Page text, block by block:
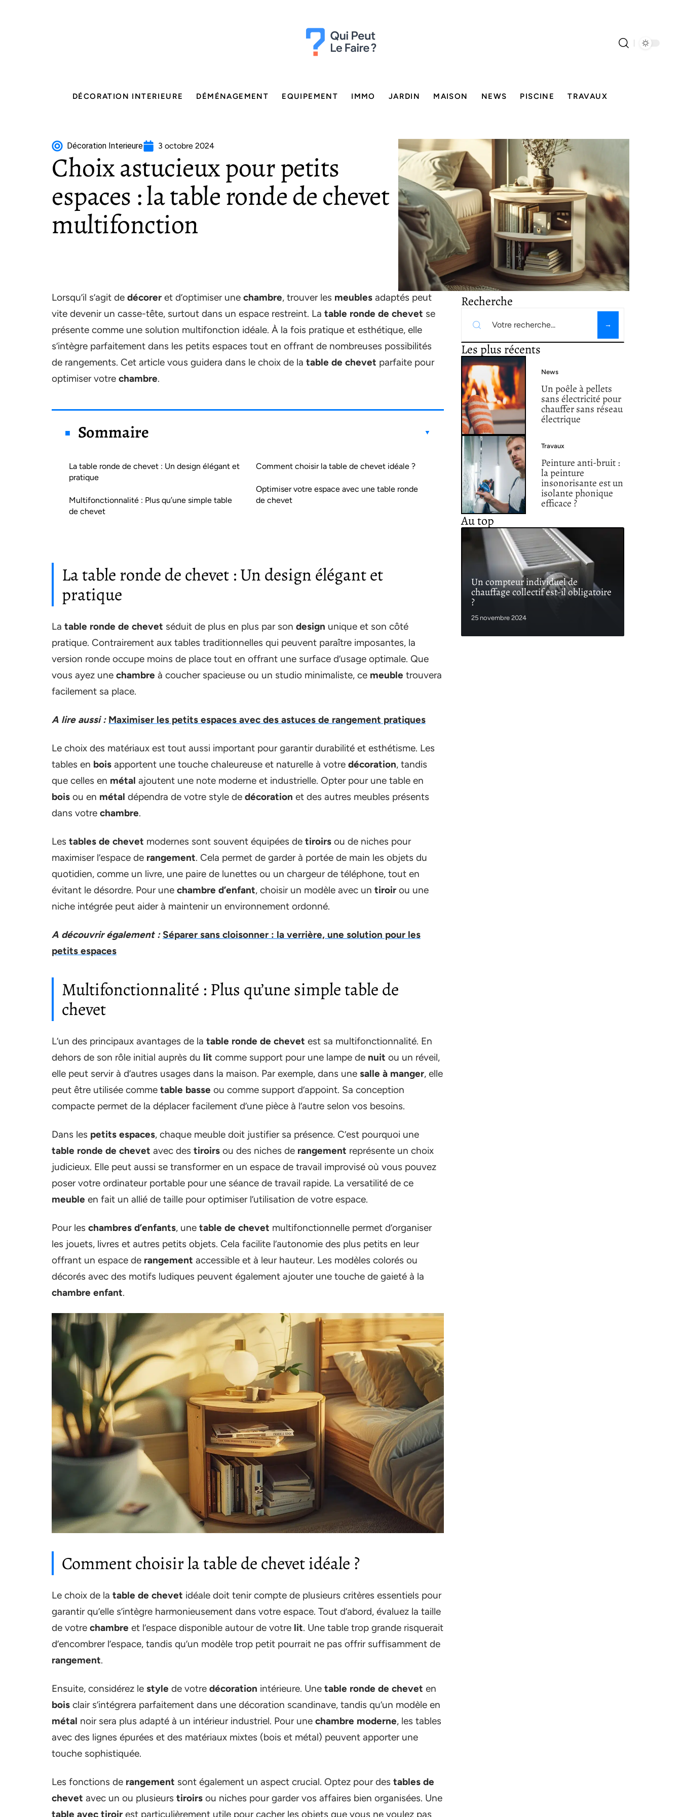
DÉCORATION INTERIEURE DÉMÉNAGEMENT EQUIPEMENT IMMO JARDIN MAISON NEWS PISCINE TRAVAUX
Décoration Interieure 3 octobre 2024
Choix astucieux pour petits
espaces : la table ronde de chevet
multifonction
Lorsqu’il s’agit de décorer et d’optimiser une chambre, trouver les meubles adaptés peut
vite devenir un casse-tête, surtout dans un espace restreint. La table ronde de chevet se
présente comme une solution multifonction idéale. À la fois pratique et esthétique, elle
s’intègre parfaitement dans les petits espaces tout en offrant de nombreuses possibilités
de rangements. Cet article vous guidera dans le choix de la table de chevet parfaite pour
optimiser votre chambre.
Sommaire
La table ronde de chevet : Un design élégant et
pratique
Multifonctionnalité : Plus qu’une simple table
de chevet
Comment choisir la table de chevet idéale ?
Optimiser votre espace avec une table ronde
de chevet
La table ronde de chevet : Un design élégant et
pratique
La table ronde de chevet séduit de plus en plus par son design unique et son côté
pratique. Contrairement aux tables traditionnelles qui peuvent paraître imposantes, la
version ronde occupe moins de place tout en offrant une surface d’usage optimale. Que
vous ayez une chambre à coucher spacieuse ou un studio minimaliste, ce meuble trouvera
facilement sa place.
A lire aussi : Maximiser les petits espaces avec des astuces de rangement pratiques
Le choix des matériaux est tout aussi important pour garantir durabilité et esthétisme. Les
tables en bois apportent une touche chaleureuse et naturelle à votre décoration, tandis
que celles en métal ajoutent une note moderne et industrielle. Opter pour une table en
bois ou en métal dépendra de votre style de décoration et des autres meubles présents
dans votre chambre.
Les tables de chevet modernes sont souvent équipées de tiroirs ou de niches pour
maximiser l’espace de rangement. Cela permet de garder à portée de main les objets du
quotidien, comme un livre, une paire de lunettes ou un chargeur de téléphone, tout en
évitant le désordre. Pour une chambre d’enfant, choisir un modèle avec un tiroir ou une
niche intégrée peut aider à maintenir un environnement ordonné.
A découvrir également : Séparer sans cloisonner : la verrière, une solution pour les
petits espaces
Multifonctionnalité : Plus qu’une simple table de
chevet
L’un des principaux avantages de la table ronde de chevet est sa multifonctionnalité. En
dehors de son rôle initial auprès du lit comme support pour une lampe de nuit ou un réveil,
elle peut servir à d’autres usages dans la maison. Par exemple, dans une salle à manger, elle
peut être utilisée comme table basse ou comme support d’appoint. Sa conception
compacte permet de la déplacer facilement d’une pièce à l’autre selon vos besoins.
Dans les petits espaces, chaque meuble doit justifier sa présence. C’est pourquoi une
table ronde de chevet avec des tiroirs ou des niches de rangement représente un choix
judicieux. Elle peut aussi se transformer en un espace de travail improvisé où vous pouvez
poser votre ordinateur portable pour une séance de travail rapide. La versatilité de ce
meuble en fait un allié de taille pour optimiser l’utilisation de votre espace.
Pour les chambres d’enfants, une table de chevet multifonctionnelle permet d’organiser
les jouets, livres et autres petits objets. Cela facilite l’autonomie des plus petits en leur
offrant un espace de rangement accessible et à leur hauteur. Les modèles colorés ou
décorés avec des motifs ludiques peuvent également ajouter une touche de gaieté à la
chambre enfant.
Comment choisir la table de chevet idéale ?
Le choix de la table de chevet idéale doit tenir compte de plusieurs critères essentiels pour
garantir qu’elle s’intègre harmonieusement dans votre espace. Tout d’abord, évaluez la taille
de votre chambre et l’espace disponible autour de votre lit. Une table trop grande risquerait
d’encombrer l’espace, tandis qu’un modèle trop petit pourrait ne pas offrir suffisamment de
rangement.
Ensuite, considérez le style de votre décoration intérieure. Une table ronde de chevet en
bois clair s’intégrera parfaitement dans une décoration scandinave, tandis qu’un modèle en
métal noir sera plus adapté à un intérieur industriel. Pour une chambre moderne, les tables
avec des lignes épurées et des matériaux mixtes (bois et métal) peuvent apporter une
touche sophistiquée.
Les fonctions de rangement sont également un aspect crucial. Optez pour des tables de
chevet avec un ou plusieurs tiroirs ou niches pour garder vos affaires bien organisées. Une
table avec tiroir est particulièrement utile pour cacher les objets que vous ne voulez pas
Recherche
Les plus récents
News
Un poêle à pellets
sans électricité pour
chauffer sans réseau
électrique
Travaux
Peinture anti-bruit :
la peinture
insonorisante est un
isolante phonique
efficace ?
Au top
Un compteur individuel de
chauffage collectif est-il obligatoire
?
25 novembre 2024